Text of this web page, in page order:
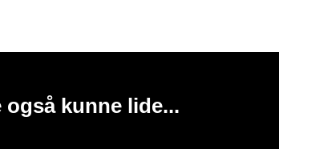
også kunne lide...